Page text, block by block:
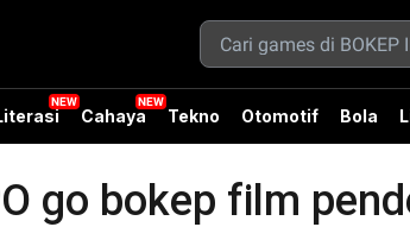
Cahaya Tekno Otomotif Bola
go bokep film